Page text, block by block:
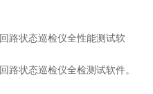
回路状态巡检仪全性能测试软
回路状态巡检仪全检测试软件。